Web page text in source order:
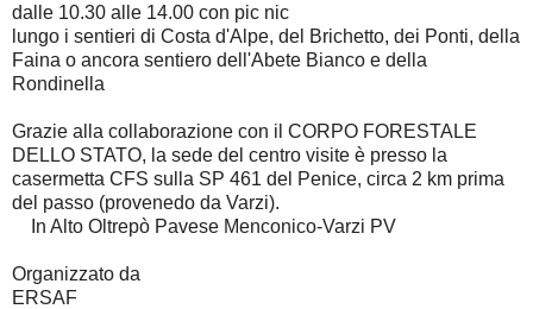
dalle 10.30 alle 14.00 con pic nic
lungo i sentieri di Costa d'Alpe, del Brichetto, dei Ponti, della
Faina o ancora sentiero dell'Abete Bianco e della
Rondinella
Grazie alla collaborazione con il CORPO FORESTALE
DELLO STATO, la sede del centro visite è presso la
casermetta CFS sulla SP 461 del Penice, circa 2 km prima
del passo (provenedo da Varzi).
In Alto Oltrepò Pavese Menconico-Varzi PV
Organizzato da
ERSAF